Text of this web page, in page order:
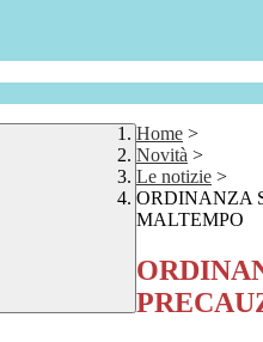
Home >
Novità >
Le notizie >
ORDINANZA
MALTEMPO